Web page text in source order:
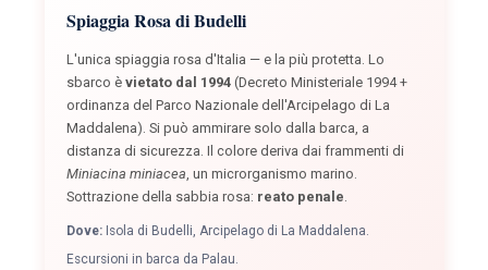
Spiaggia Rosa di Budelli
L'unica spiaggia rosa d'Italia — e la più protetta. Lo
sbarco è vietato dal 1994(Decreto Ministeriale 1994 +
ordinanza del Parco Nazionale dell'Arcipelago di La
Maddalena). Si può ammirare solo dalla barca, a
distanza di sicurezza. Il colore deriva dai frammenti di
Miniacina miniacea, un microrganismo marino.
Sottrazione della sabbia rosa: reato penale.
Dove:Isola di Budelli, Arcipelago di La Maddalena.
Escursioni in barca da Palau.